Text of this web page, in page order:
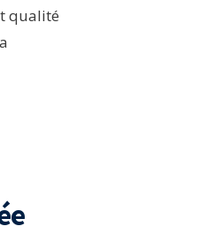
qualité